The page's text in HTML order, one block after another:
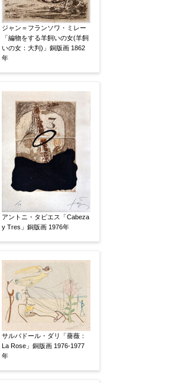
せください。その価格が適切かお返
ジャン＝フランソワ・ミレー
「編物をする羊飼いの女(羊飼
いの女：大判)」銅版画 1862
年
アントニ・タピエス「Cabeza
y Tres」銅版画 1976年
サルバドール・ダリ「薔薇：
La Rose」銅版画 1976-1977
年